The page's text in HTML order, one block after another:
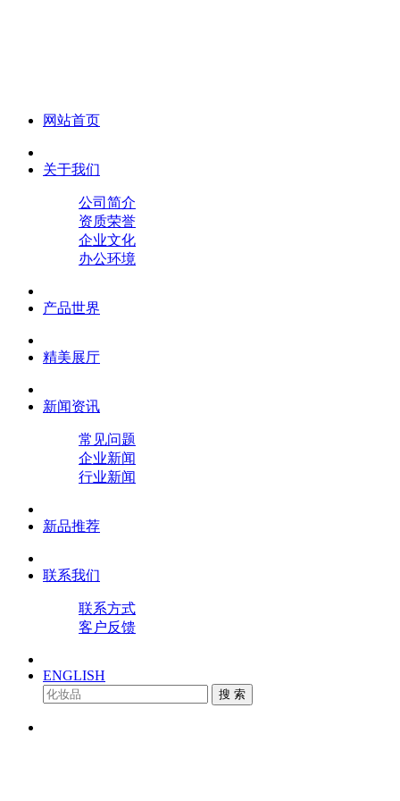
网站首页
关于我们
公司简介
资质荣誉
企业文化
办公环境
产品世界
精美展厅
新闻资讯
常见问题
企业新闻
行业新闻
新品推荐
联系我们
联系方式
客户反馈
ENGLISH